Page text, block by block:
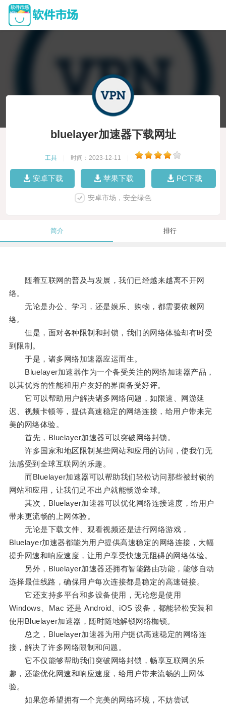
bluelayer加速器下载网址
工具 时间：2023-12-11
安卓下载 苹果下载 PC下载
安卓市场，安全绿色
简介 排行
随着互联网的普及与发展，我们已经越来越离不开网
络。
无论是办公、学习，还是娱乐、购物，都需要依赖网
络。
但是，面对各种限制和封锁，我们的网络体验却有时受
到限制。
于是，诸多网络加速器应运而生。
Bluelayer加速器作为一个备受关注的网络加速器产品，
以其优秀的性能和用户友好的界面备受好评。
它可以帮助用户解决诸多网络问题，如限速、网游延
迟、视频卡顿等，提供高速稳定的网络连接，给用户带来完
美的网络体验。
首先，Bluelayer加速器可以突破网络封锁。
许多国家和地区限制某些网站和应用的访问，使我们无
法感受到全球互联网的乐趣。
而Bluelayer加速器可以帮助我们轻松访问那些被封锁的
网站和应用，让我们足不出户就能畅游全球。
其次，Bluelayer加速器可以优化网络连接速度，给用户
带来更流畅的上网体验。
无论是下载文件、观看视频还是进行网络游戏，
Bluelayer加速器都能为用户提供高速稳定的网络连接，大幅
提升网速和响应速度，让用户享受快速无阻碍的网络体验。
另外，Bluelayer加速器还拥有智能路由功能，能够自动
选择最佳线路，确保用户每次连接都是稳定的高速链接。
它还支持多平台和多设备使用，无论您是使用
Windows、Mac 还是 Android、iOS 设备，都能轻松安装和
使用Bluelayer加速器，随时随地解锁网络枷锁。
总之，Bluelayer加速器为用户提供高速稳定的网络连
接，解决了许多网络限制和问题。
它不仅能够帮助我们突破网络封锁，畅享互联网的乐
趣，还能优化网速和响应速度，给用户带来流畅的上网体
验。
如果您希望拥有一个完美的网络环境，不妨尝试